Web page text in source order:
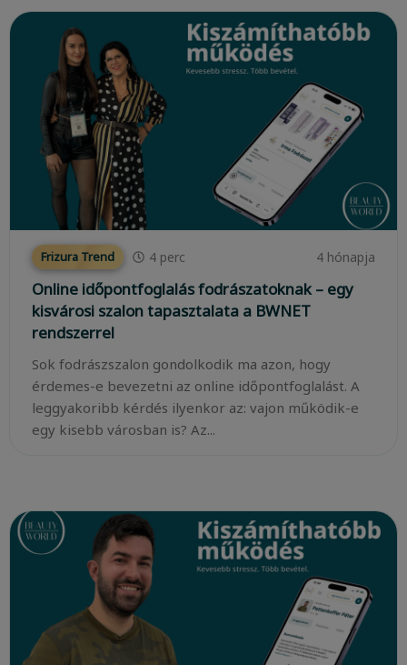
Frizura Trend 4 perc 4 hónapja
Online időpontfoglalás fodrászatoknak – egy
kisvárosi szalon tapasztalata a BWNET
rendszerrel
Sok fodrászszalon gondolkodik ma azon, hogy
érdemes-e bevezetni az online időpontfoglalást. A
leggyakoribb kérdés ilyenkor az: vajon működik-e
egy kisebb városban is? Az...